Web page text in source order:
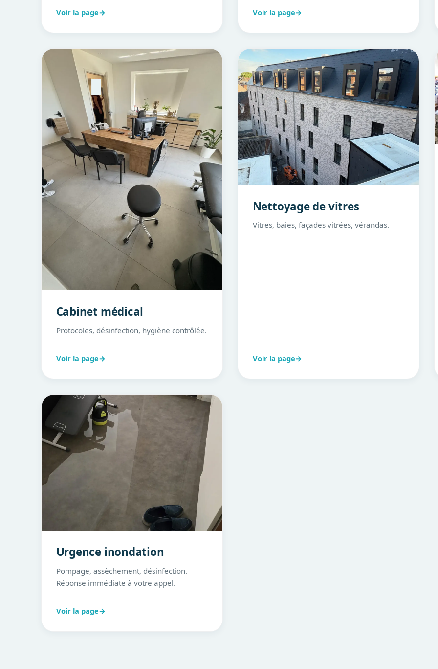
Voir la page→ Voir la page→
Cabinet médical
Protocoles, désinfection, hygiène contrôlée.
Voir la page→
Nettoyage de vitres
Vitres, baies, façades vitrées, vérandas.
Voir la page→
Urgence inondation
Pompage, assèchement, désinfection.
Réponse immédiate à votre appel.
Voir la page→